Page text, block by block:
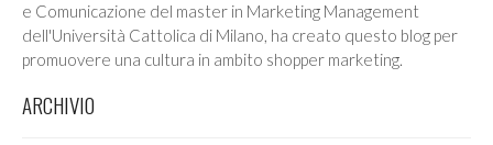
e Comunicazione del master in Marketing Management
dell'Università Cattolica di Milano, ha creato questo blog per
promuovere una cultura in ambito shopper marketing.
ARCHIVIO